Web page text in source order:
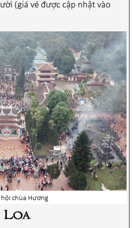
(giá vé được cập nhật vào
hội chùa Hương